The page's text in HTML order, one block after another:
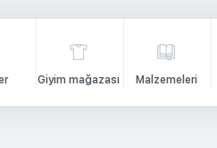
Giyim mağazası Malzemeleri